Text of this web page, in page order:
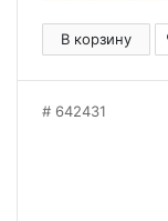
В корзину
642431